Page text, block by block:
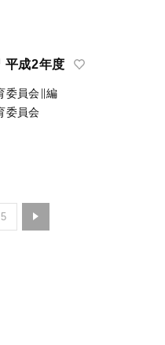
平成2年度
委員会∥編
委員会
5